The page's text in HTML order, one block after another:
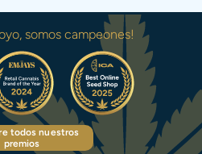
somos campeones!
todos nuestros
premios